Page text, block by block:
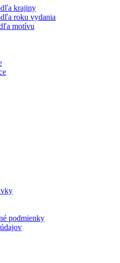
krajiny
roku vydania
motívu
podmienky